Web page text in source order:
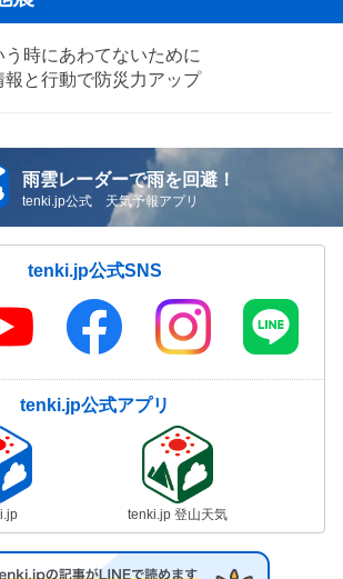
う時にあわてないために
報と行動で防災力アップ
雨雲レーダーで雨を回避！
tenki.jp公式 天気予報アプリ
tenki.jp公式SNS
tenki.jp公式アプリ
tenki.jp 登山天気